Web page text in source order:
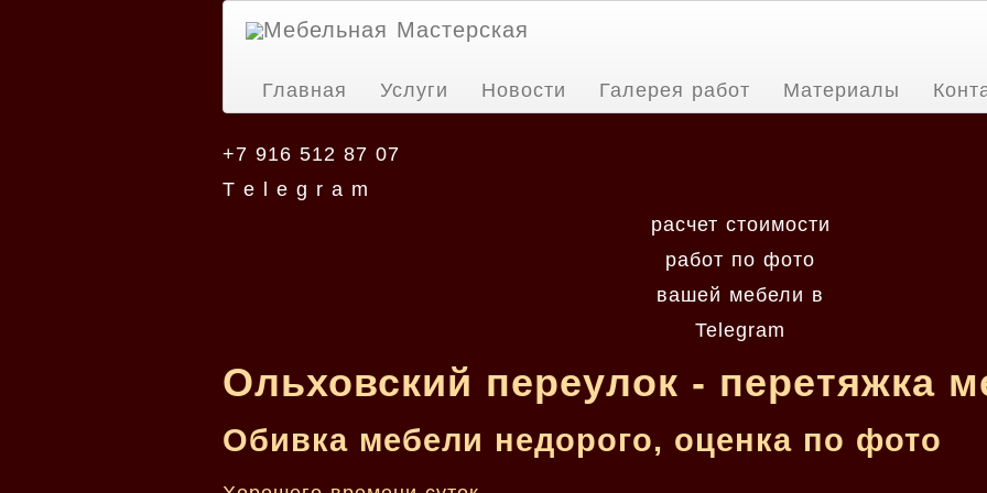
Мебельная Мастерская
Главная Услуги Новости Галерея работ Материалы
+7 916 512 87 07
T e l e g r a m
расчет стоимости
работ по фото
вашей мебели в
Telegram
Ольховский переулок - перетяжка
Обивка мебели недорого, оценка по фото